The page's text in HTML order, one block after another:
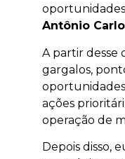
Antônio
A partir desse
gargalos,
ações
operação de
Depois disso,